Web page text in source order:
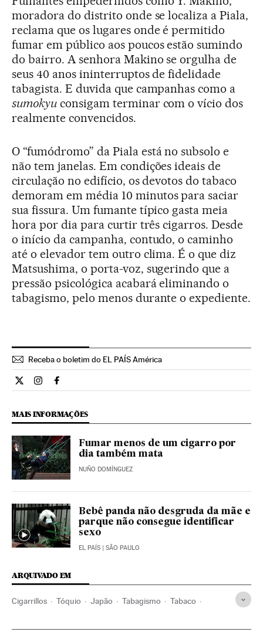
moradora do distrito onde se localiza a Piala,
reclama que os lugares onde é permitido
fumar em público aos poucos estão sumindo
do bairro. A senhora Makino se orgulha de
seus 40 anos ininterruptos de fidelidade
tabagista. E duvida que campanhas como a
sumokyuconsigam terminar com o vício dos
realmente convencidos.
O “fumódromo” da Piala está no subsolo e
não tem janelas. Em condições ideais de
circulação no edifício, os devotos do tabaco
demoram em média 10 minutos para saciar
sua fissura. Um fumante típico gasta meia
hora por dia para curtir três cigarros. Desde
o início da campanha, contudo, o caminho
até o elevador tem outro clima. É o que diz
Matsushima, o porta-voz, sugerindo que a
pressão psicológica acabará eliminando o
tabagismo, pelo menos durante o expediente.
Receba o boletim do EL PAÍS América
Internacional El País Brasil en Twitter
Internacional El País Brasil en Instagram
Internacional El País Brasil en Facebook
MAIS INFORMAÇÕES
Fumar menos de um cigarro por
dia também mata
NUÑO DOMÍNGUEZ
Bebê panda não desgruda da mãe e
parque não consegue identificar
sexo
EL PAÍS | SÃO PAULO
ARQUIVADO EM
Cigarrillos Tóquio Japão Tabagismo Tabaco